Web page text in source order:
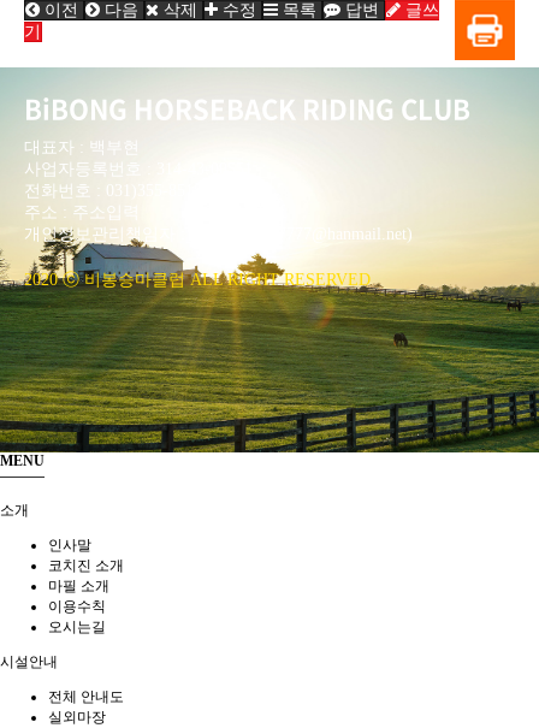
이전
다음 삭제 수정 목록 답변
글쓰
기
BiBONG HORSEBACK RIDING CLUB
대표자 : 백부현
사업자등록번호 : 314-43-00551
전화번호 : 031)355-8518
주소 : 주소입력
개인정보관리책임자 : 이은정(ejlee7777@hanmail.net)
2020 ⓒ 비봉승마클럽 ALL RIGHT RESERVED
MENU
소개
인사말
코치진 소개
마필 소개
이용수칙
오시는길
시설안내
전체 안내도
실외마장